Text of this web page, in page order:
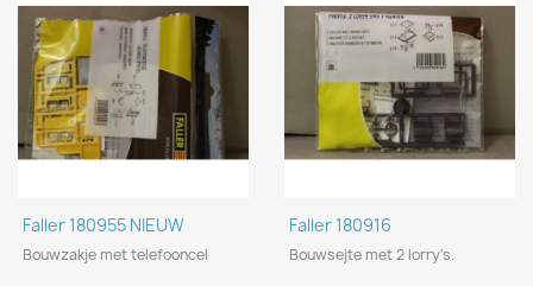
Faller 180955 NIEUW
Bouwzakje met telefooncel
Faller 180916
Bouwsejte met 2 lorry's.